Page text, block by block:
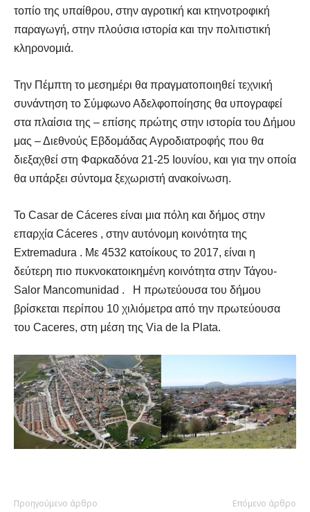
τοπίο της υπαίθρου, στην αγροτική και κτηνοτροφική
παραγωγή, στην πλούσια ιστορία και την πολιτιστική
κληρονομιά.
Την Πέμπτη το μεσημέρι θα πραγματοποιηθεί τεχνική
συνάντηση το Σύμφωνο Αδελφοποίησης θα υπογραφεί
στα πλαίσια της – επίσης πρώτης στην ιστορία του Δήμου
μας – Διεθνούς Εβδομάδας Αγροδιατροφής που θα
διεξαχθεί στη Φαρκαδόνα 21-25 Ιουνίου, και για την οποία
θα υπάρξει σύντομα ξεχωριστή ανακοίνωση.
Το Casar de Cáceres είναι μια πόλη και δήμος στην
επαρχία Cáceres , στην αυτόνομη κοινότητα της
Extremadura . Με 4532 κατοίκους το 2017, είναι η
δεύτερη πιο πυκνοκατοικημένη κοινότητα στην Τάγου-
Salor Mancomunidad . Η πρωτεύουσα του δήμου
βρίσκεται περίπου 10 χιλιόμετρα από την πρωτεύουσα
του Caceres, στη μέση της Via de la Plata.
Προηγούμενο άρθρο Επόμενο άρθρο